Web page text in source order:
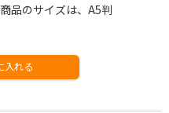
品のサイズは、A5判
入れる